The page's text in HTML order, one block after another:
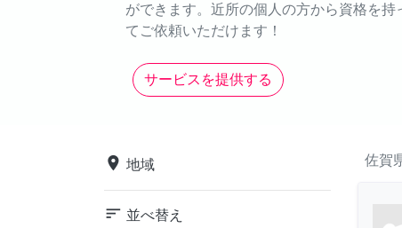
ができます。近所の個人の方から資格を
てご依頼いただけます！
サービスを提供する
place 地域
sort 並べ替え
佐賀